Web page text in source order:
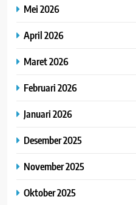
Mei 2026
April 2026
Maret 2026
Februari 2026
Januari 2026
Desember 2025
November 2025
Oktober 2025